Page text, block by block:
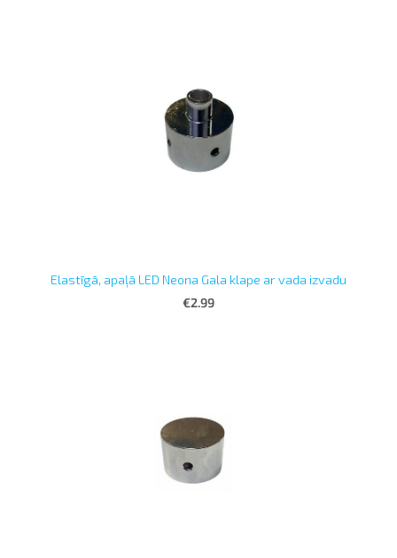
Elastīgā, apaļā LED Neona Gala klape ar vada izvadu
€2.99